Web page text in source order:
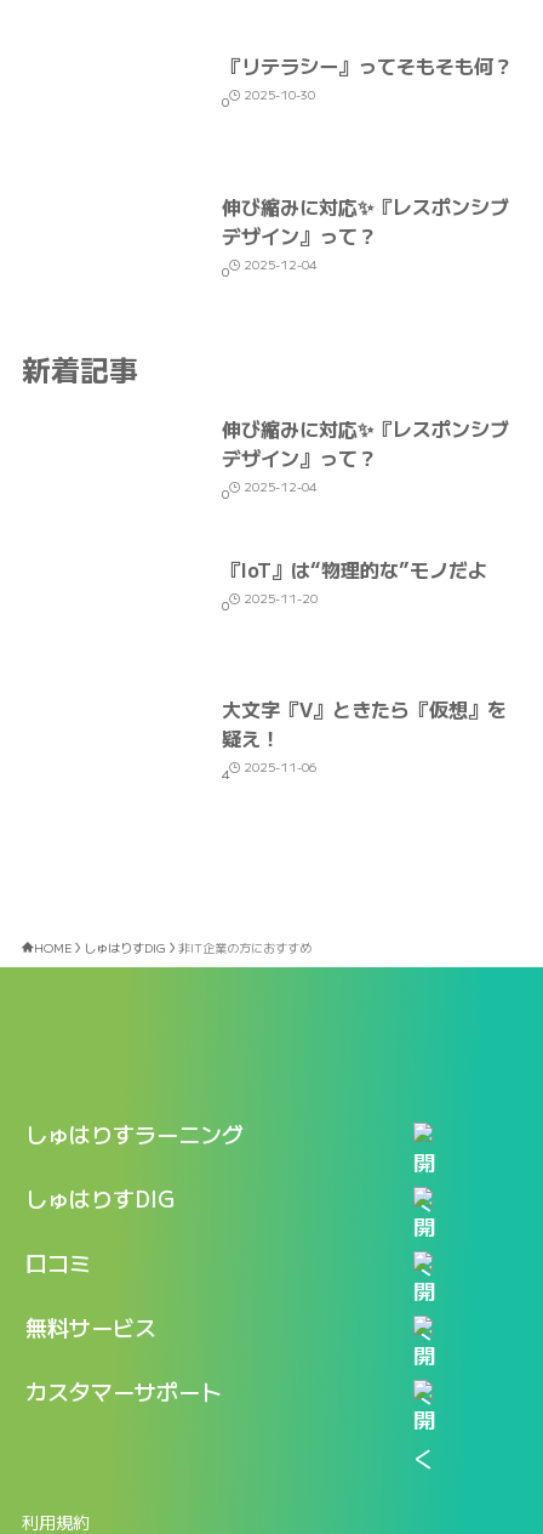
『リテラシー』ってそもそも何？
0 2025-10-30
伸び縮みに対応✨『レスポンシブ
デザイン』って？
0 2025-12-04
新着記事
伸び縮みに対応✨『レスポンシブ
デザイン』って？
0 2025-12-04
『IoT』は“物理的な”モノだよ
0 2025-11-20
大文字『V』ときたら『仮想』を
疑え！
4 2025-11-06
HOME しゅはりすDIG 非IT企業の方におすすめ
しゅはりすラーニング
特長
料金
新着情報
ログイン
しゅはりすDIG
記事一覧
口コミ
口コミ一覧
無料サービス
LINEで『Iパス ならし学習』
カスタマーサポート
利用規約